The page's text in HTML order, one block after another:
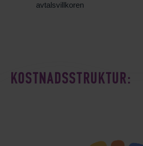
avtalsvillkoren
KOSTNADSSTRUKTUR: